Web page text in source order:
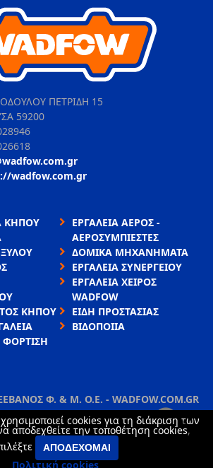
ΠΕΤΡΙΔΗ 15
59200
wadfow.com.gr
ΚΗΠΟΥ
ΞΥΛΟΥ
ΚΗΠΟΥ
ΕΡΓΑΛΕΙΑ ΑΕΡΟΣ -
ΑΕΡΟΣΥΜΠΙΕΣΤΕΣ
ΔΟΜΙΚΑ ΜΗΧΑΝΗΜΑΤΑ
ΕΡΓΑΛΕΙΑ ΣΥΝΕΡΓΕΙΟΥ
ΕΡΓΑΛΕΙΑ ΧΕΙΡΟΣ
WADFOW
ΕΙΔΗ ΠΡΟΣΤΑΣΙΑΣ
ΒΙΔΟΠΟΙΙΑ
Φ. & Μ. Ο.Ε. - WADFOW.COM.GR
ΠΟΛΙΤΙΚΉ ΑΠΟΡΡΉΤΟΥ•ΧΡΉΣΗ COOKIES
TORUS website ×
cookies για τη διάκριση των
αποδεχθείτε την τοποθέτηση cookies,
ΑΠΟΔΈΧΟΜΑΙ
Πολιτική cookies